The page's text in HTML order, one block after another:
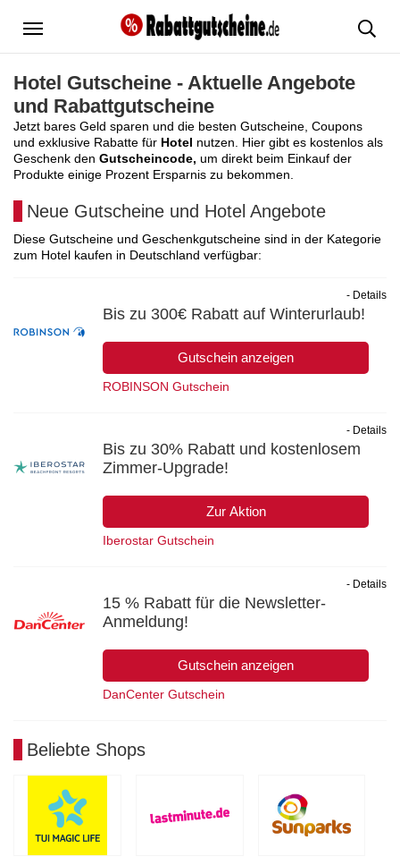
Menü
Hotel Gutscheine - Aktuelle Angebote
und Rabattgutscheine
Jetzt bares Geld sparen und die besten Gutscheine, Coupons
und exklusive Rabatte für Hotel nutzen. Hier gibt es kostenlos als
Geschenk den Gutscheincode, um direkt beim Einkauf der
Produkte einige Prozent Ersparnis zu bekommen.
Neue Gutscheine und Hotel Angebote
Diese Gutscheine und Geschenkgutscheine sind in der Kategorie
zum Hotel kaufen in Deutschland verfügbar:
Bis zu 300€ Rabatt auf Winterurlaub!
Gutschein anzeigen
- Details
ROBINSON Gutschein
Bis zu 30% Rabatt und kostenlosem
Zimmer-Upgrade!
Zur Aktion
- Details
Iberostar Gutschein
15 % Rabatt für die Newsletter-
Anmeldung!
Gutschein anzeigen
- Details
DanCenter Gutschein
Beliebte Shops